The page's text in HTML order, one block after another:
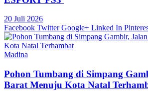
20 Juli 2026
Facebook Twitter Google+ Linked In
Madina
Pohon Tumbang di Simpang
Barat Menuju Kota Natal